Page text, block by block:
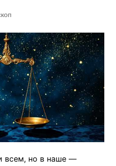
всем, но в наше —